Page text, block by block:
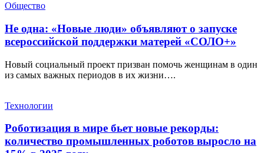
Общество
Не одна: «Новые люди» объявляют о запуске
всероссийской поддержки матерей «СОЛО+»
Новый социальный проект призван помочь женщинам в один
из самых важных периодов в их жизни….
Технологии
Роботизация в мире бьет новые рекорды:
количество промышленных роботов выросло на